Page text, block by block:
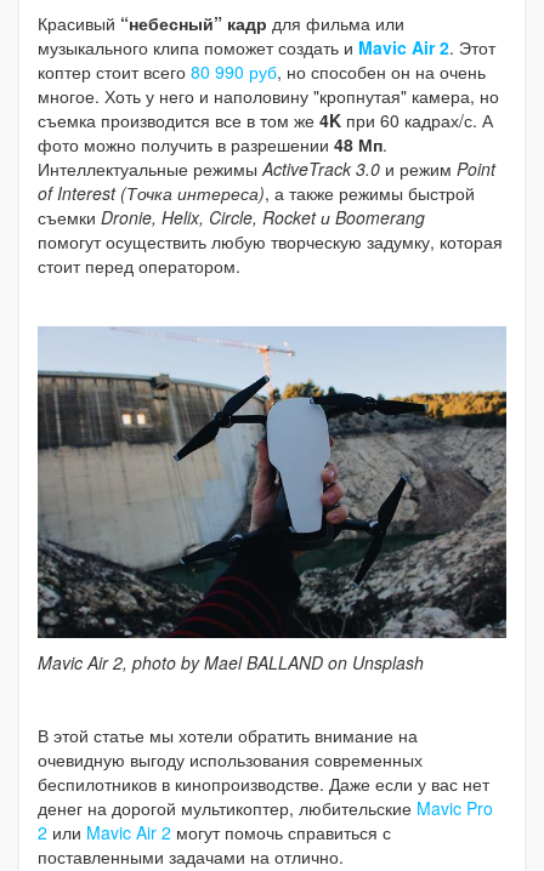
Красивый “небесный” кадр для фильма или
музыкального клипа поможет создать и Mavic Air 2. Этот
коптер стоит всего 80 990 руб, но способен он на очень
многое. Хоть у него и наполовину "кропнутая" камера, но
съемка производится все в том же 4K при 60 кадрах/с. А
фото можно получить в разрешении 48 Мп.
Интеллектуальные режимы ActiveTrack 3.0 и режим Point
of Interest (Точка интереса), а также режимы быстрой
съемки Dronie, Helix, Circle, Rocket и Boomerang
помогут осуществить любую творческую задумку, которая
стоит перед оператором.
Mavic Air 2, photo by Mael BALLAND on Unsplash
В этой статье мы хотели обратить внимание на
очевидную выгоду использования современных
беспилотников в кинопроизводстве. Даже если у вас нет
денег на дорогой мультикоптер, любительские Mavic Pro
2 или Mavic Air 2 могут помочь справиться с
поставленными задачами на отлично.